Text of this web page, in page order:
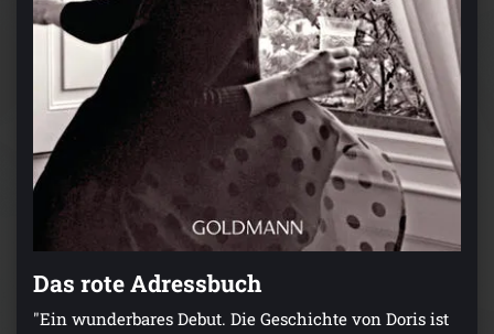
Das rote Adressbuch
"Ein wunderbares Debut. Die Geschichte von Doris ist